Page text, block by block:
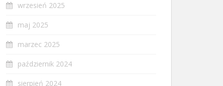
wrzesień 2025
maj 2025
marzec 2025
październik 2024
sierpień 2024